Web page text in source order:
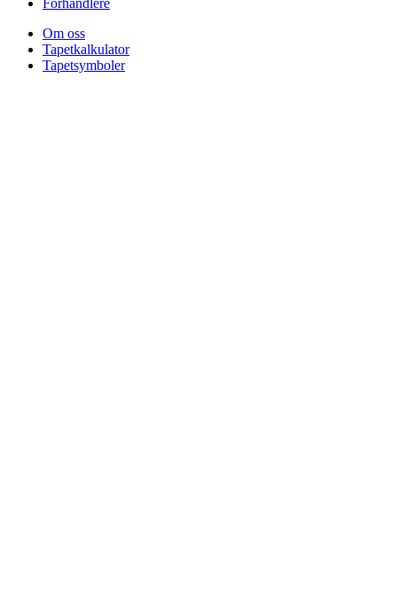
Forhandlere
Om oss
Tapetkalkulator
Tapetsymboler